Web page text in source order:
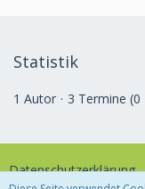
Statistik
1 Autor 3 Termine
Datenschutzerklärung